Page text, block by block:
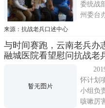
委统战
州委台
组，
兵们话
状况，
了油、
来源：抗战老兵口述中心
与时间赛跑，云南老兵办
融城医院看望慰问抗战老
怀计划
小组负
咳嗽厉